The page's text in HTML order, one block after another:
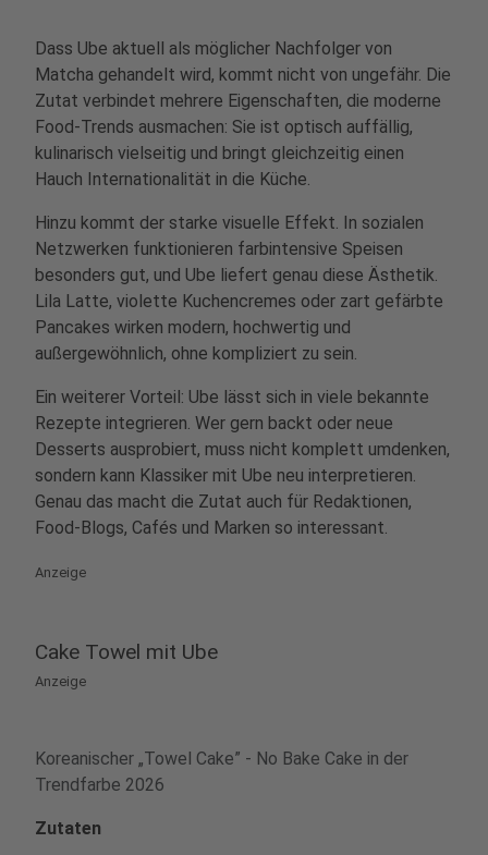
Dass Ube aktuell als möglicher Nachfolger von
Matcha gehandelt wird, kommt nicht von ungefähr. Die
Zutat verbindet mehrere Eigenschaften, die moderne
Food-Trends ausmachen: Sie ist optisch auffällig,
kulinarisch vielseitig und bringt gleichzeitig einen
Hauch Internationalität in die Küche.
Hinzu kommt der starke visuelle Effekt. In sozialen
Netzwerken funktionieren farbintensive Speisen
besonders gut, und Ube liefert genau diese Ästhetik.
Lila Latte, violette Kuchencremes oder zart gefärbte
Pancakes wirken modern, hochwertig und
außergewöhnlich, ohne kompliziert zu sein.
Ein weiterer Vorteil: Ube lässt sich in viele bekannte
Rezepte integrieren. Wer gern backt oder neue
Desserts ausprobiert, muss nicht komplett umdenken,
sondern kann Klassiker mit Ube neu interpretieren.
Genau das macht die Zutat auch für Redaktionen,
Food-Blogs, Cafés und Marken so interessant.
Anzeige
Cake Towel mit Ube
Anzeige
Koreanischer „Towel Cake” - No Bake Cake in der
Trendfarbe 2026
Zutaten